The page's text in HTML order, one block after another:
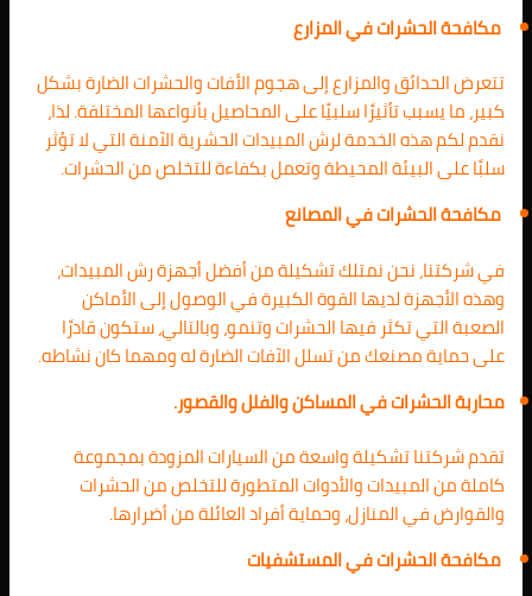
مكافحة الحشرات في المزارع
تتعرض الحدائق والمزارع إلى هجوم الأفات والحشرات الضارة بشكل
كبير، ما يسبب تأثيرًا سلبيًا على المحاصيل بأنواعها المختلفة. لذا،
نقدم لكم هذه الخدمة لرش المبيدات الحشرية الآمنة التي لا تؤثر
سلبًا على البيئة المحيطة وتعمل بكفاءة للتخلص من الحشرات.
مكافحة الحشرات في المصانع
في شركتنا، نحن نمتلك تشكيلة من أفضل أجهزة رش المبيدات،
وهذه الأجهزة لديها القوة الكبيرة في الوصول إلى الأماكن
الصعبة التي تكثر فيها الحشرات وتنمو، وبالتالي، ستكون قادرًا
على حماية مصنعك من تسلل الآفات الضارة له ومهما كان نشاطه.
محاربة الحشرات في المساكن والفلل والقصور.
تقدم شركتنا تشكيلة واسعة من السيارات المزودة بمجموعة
كاملة من المبيدات والأدوات المتطورة للتخلص من الحشرات
والقوارض في المنازل، وحماية أفراد العائلة من أضرارها.
مكافحة الحشرات في المستشفيات